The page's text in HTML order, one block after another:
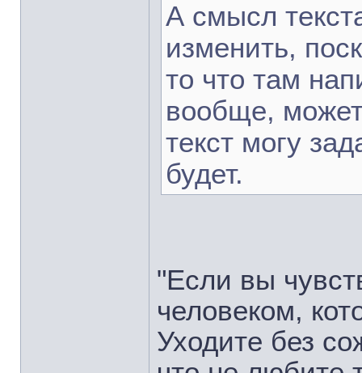
А смысл
изменить,
то что там
вообще,
текст могу
будет.
"Если вы
человеком,
Уходите без